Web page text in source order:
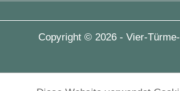
Copyright © 2026 - Vier-